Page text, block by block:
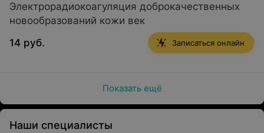
Электрорадиокоагуляция доброкачественных
новообразований кожи век
14 руб.
Записаться онлайн
Показать ещё
Наши специалисты